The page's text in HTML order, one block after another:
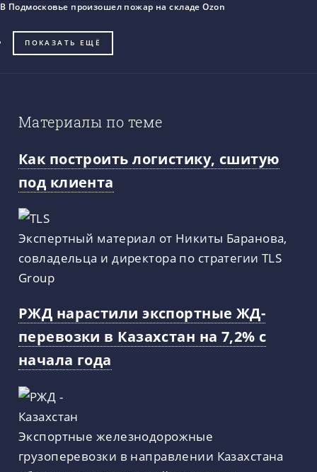
В Подмосковье произошел пожар на складе Ozon
ПОКАЗАТЬ ЕЩЁ
Материалы по теме
Как построить логистику, сшитую
под клиента
Экспертный материал от Никиты Баранова,
совладельца и директора по стратегии TLS
Group
РЖД нарастили экспортные ЖД-
перевозки в Казахстан на 7,2% с
начала года
Экспортные железнодорожные
грузоперевозки в направлении Казахстана